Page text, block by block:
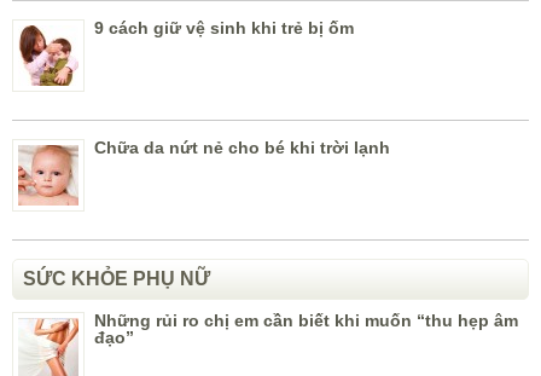
9 cách giữ vệ sinh khi trẻ bị ốm
Chữa da nứt nẻ cho bé khi trời lạnh
SỨC KHỎE PHỤ NỮ
Những rủi ro chị em cần biết khi muốn “thu hẹp âm
đạo”